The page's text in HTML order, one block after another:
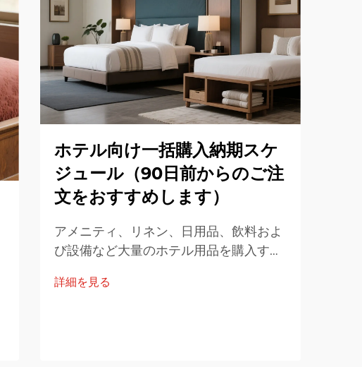
ホテル向け一括購入納期スケ
ジュール（90日前からのご注
文をおすすめします）
アメニティ、リネン、日用品、飲料およ
び設備など大量のホテル用品を購入する
ルを安定させ、コストを削減し、円滑な
詳細を見る